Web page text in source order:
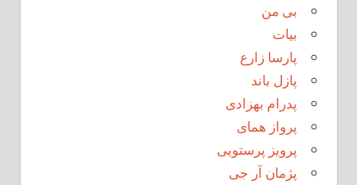
بی من
بیات
پارسا زارع
پازل باند
پدرام بهزادی
پرواز همای
پرویز پرستویی
پژمان آر جی